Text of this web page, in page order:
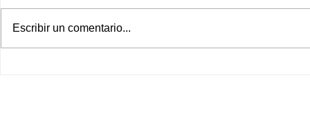
Escribir un comentario...